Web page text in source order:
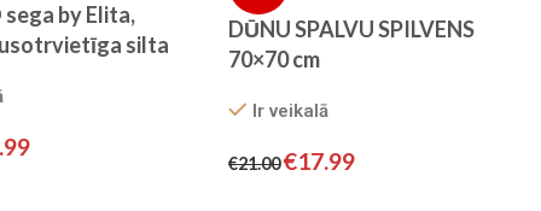
by Elita,
silta
DŪNU SPALVU SPILVENS
70×70 cm
Ir veikalā
€21.00€17.99